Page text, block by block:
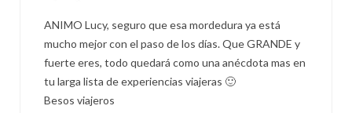
ANIMO Lucy, seguro que esa mordedura ya está
mucho mejor con el paso de los días. Que GRANDE y
fuerte eres, todo quedará como una anécdota mas en
tu larga lista de experiencias viajeras 🙂
Besos viajeros